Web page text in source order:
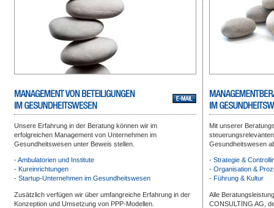
Unsere Erfahrung in der Beratung können wir im
erfolgreichen Management von Unternehmen im
Gesundheitswesen unter Beweis stellen.
- Ambulatorien und Institute
- Kureinrichtungen
- Startup-Unternehmen im Gesundheitswesen
Zusätzlich verfügen wir über umfangreiche Erfahrung in der
Konzeption und Umsetzung von PPP-Modellen.
Mit unserer
Gesundheitswesen
- Strategie &
- Organisation &
- Führung & Kultur
Alle
CONSULTING AG,